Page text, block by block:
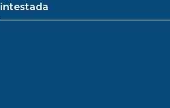
intestada